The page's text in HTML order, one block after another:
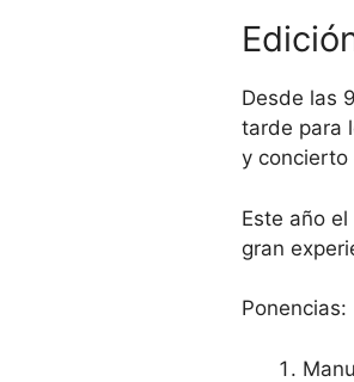
Desde las
tarde para
y concierto
Este año
gran
Ponencias: